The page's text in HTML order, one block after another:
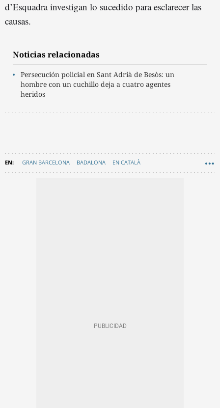
d’Esquadra investigan lo sucedido para esclarecer las
causas.
Noticias relacionadas
Persecución policial en Sant Adrià de Besòs: un
hombre con un cuchillo deja a cuatro agentes
heridos
GRAN BARCELONA BADALONA EN CATALÀ